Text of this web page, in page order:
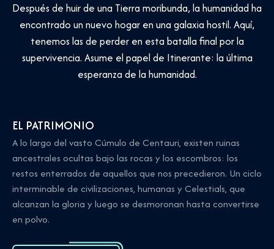
Después de huir de una Tierra moribunda, la humanidad ha
encontrado un nuevo hogar en una galaxia hostil. Aquí,
tenemos las de perder en esta batalla final por la
supervivencia. Asume el papel de Itinerante: la última
esperanza de la humanidad.
EL PATRIMONIO
A lo largo del vasto Cúmulo de Centauri, existen ruinas
ancestrales ocultas bajo las rocas y los escombros: los
restos enterrados de aquellos que nos precedieron. Un ciclo
interminable de civilizaciones, humanas y Celestials, que
alcanzan la gloria y luego se desmoronan hasta convertirse
en polvo.